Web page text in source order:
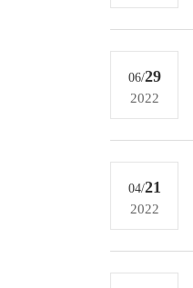
06/29
2022
04/21
2022